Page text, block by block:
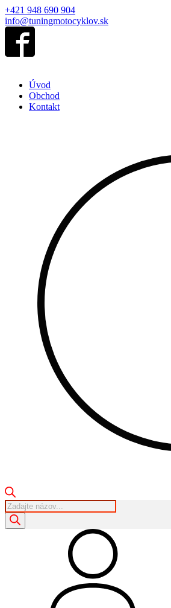
+421 948 690 904
info@tuningmotocyklov.sk
Úvod
Obchod
Kontakt
Products
search